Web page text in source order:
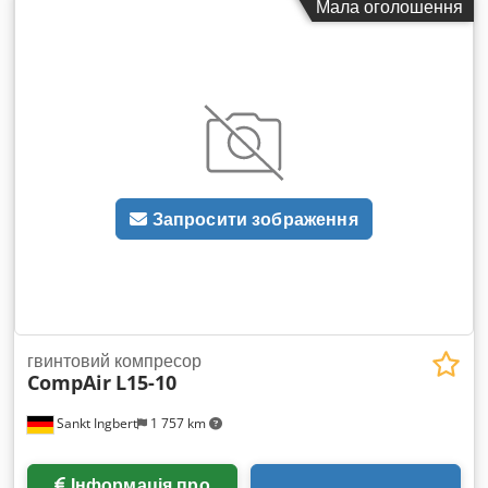
75 кВт Дуже хороший, готовий до використання стан,
Мала оголошення
Запросити зображення
Sankt Ingbert 1 757 km
гвинтовий компресор
CompAir L15-10